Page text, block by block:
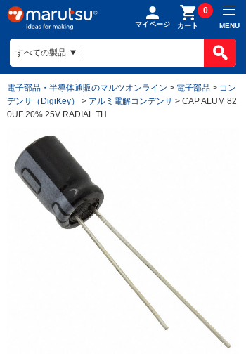
マイページ カート
0
MENU
電子部品・半導体通販のマルツオンライン > 電子部品 > コン
デンサ（DigiKey）
> アルミ電解コンデンサ > CAP ALUM 82
0UF 20% 25V RADIAL TH